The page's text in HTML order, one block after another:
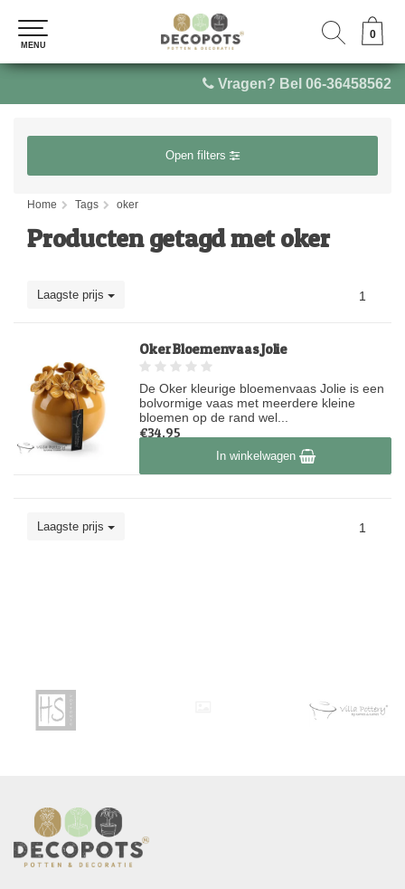
Vragen? Bel 06-36458562
0
MENU
0
MENU
Open filters
Home Tags oker
Producten getagd met oker
Laagste prijs 1
Oker Bloemenvaas Jolie
De Oker kleurige bloemenvaas Jolie is een
bolvormige vaas met meerdere kleine
bloemen op de rand wel...
€34,95
Op voorraadIn winkelwagen
Laagste prijs 1